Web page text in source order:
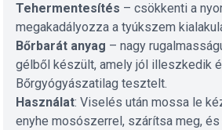
Tehermentesítés – csökkenti a
megakadályozza a tyúkszem
Bőrbarát anyag – nagy
gélből készült, amely jól illeszkedik
Bőrgyógyászatilag tesztelt.
Használat: Viselés után mossa le
enyhe mosószerrel, szárítsa meg,